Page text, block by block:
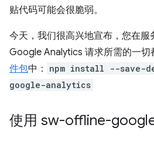
贴代码可能会很脆弱。
今天，我们很高兴地宣布，您在服
Google Analytics 请求所需的一切
件包中：
npm install --save-
google-analytics
使用 sw-offline-